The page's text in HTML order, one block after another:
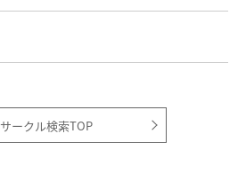
サークル検索TOP